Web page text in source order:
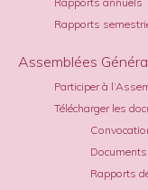
Rapports
Assemblées
Participer à
Télécharger les
Rapports